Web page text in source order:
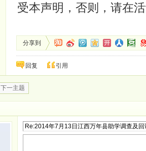
受本声明，否则，请在
分享到
回复 引用
下一主题